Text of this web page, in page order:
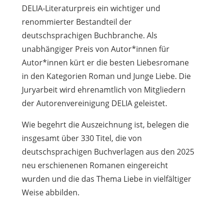
DELIA-Literaturpreis ein wichtiger und
renommierter Bestandteil der
deutschsprachigen Buchbranche. Als
unabhängiger Preis von Autor*innen für
Autor*innen kürt er die besten Liebesromane
in den Kategorien Roman und Junge Liebe. Die
Juryarbeit wird ehrenamtlich von Mitgliedern
der Autorenvereinigung DELIA geleistet.
Wie begehrt die Auszeichnung ist, belegen die
insgesamt über 330 Titel, die von
deutschsprachigen Buchverlagen aus den 2025
neu erschienenen Romanen eingereicht
wurden und die das Thema Liebe in vielfältiger
Weise abbilden.